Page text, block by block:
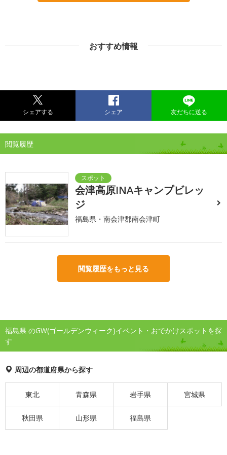
おすすめ情報
シェアする シェア 友だちに送る
閲覧履歴
会津高原INAキャンプビレッ
ジ
福島県・南会津郡南会津町
閲覧履歴をもっと見る
福島県 のGW(ゴールデンウィーク)イベント・おでかけスポットを探
す
周辺の都道府県から探す
東北 青森県 岩手県 宮城県
秋田県 山形県 福島県